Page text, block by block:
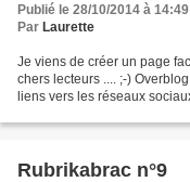
Publié le 28/10/2014 à 14:49
Par Laurette
Je viens de créer un page
chers lecteurs .... ;-)
liens vers les réseaux
Rubrikabrac n°9